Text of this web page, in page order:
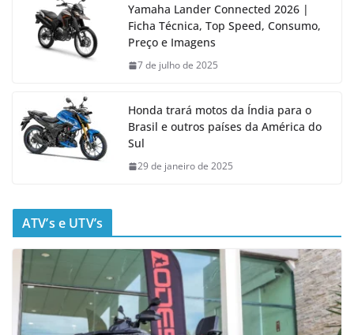
Yamaha Lander Connected 2026 |
Ficha Técnica, Top Speed, Consumo,
Preço e Imagens
7 de julho de 2025
Honda trará motos da Índia para o
Brasil e outros países da América do
Sul
29 de janeiro de 2025
ATV’s e UTV’s